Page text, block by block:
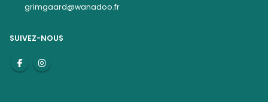
grimgaard@wanadoo.fr
SUIVEZ-NOUS